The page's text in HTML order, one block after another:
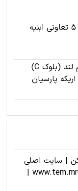
پیش فروش پروژه نارنجستان 5 تعاونی ابنیه
پیش فروش پروژه ونوس هوم لند (بلوک C)
| سایت اصلی
ثبت نام وام ودیعه اجاره www.tem.mrud.ir |